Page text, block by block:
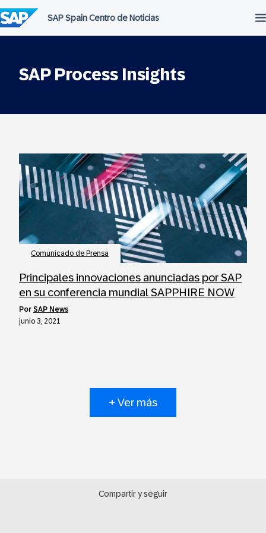
al
contenido
SAP Process Insights
Comunicado de Prensa
Principales innovaciones anunciadas por SAP
en su conferencia mundial SAPPHIRE NOW
por SAP News
junio 3, 2021
+ Ver más
Compartir y seguir